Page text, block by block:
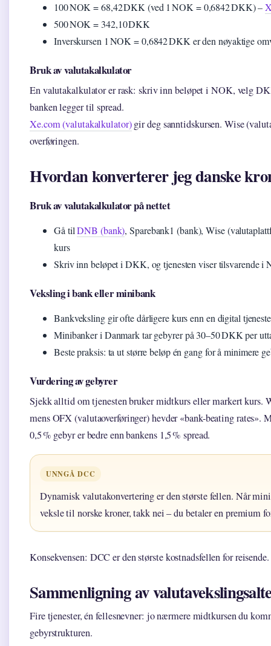
100 NOK = 68,42 DKK (ved 1 NOK = 0,6842 DKK) –
500 NOK = 342,10 DKK
Inverskursen 1 NOK = 0,6842 DKK er den nøyaktige
Bruk av valutakalkulator
En valutakalkulator er rask: skriv inn beløpet i NOK, velg
banken legger til spread.
Xe.com (valutakalkulator)gir deg sanntidskursen. Wise
overføringen.
Hvordan konverterer jeg danske
Bruk av valutakalkulator på nettet
Gå tilDNB (bank), Sparebank1 (bank), Wise
kurs
Skriv inn beløpet i DKK, og tjenesten viser tilsvarende i
Veksling i bank eller minibank
Bankveksling gir ofte dårligere kurs enn en digital tjeneste
Minibanker i Danmark tar gebyrer på 30–50 DKK per
Beste praksis: ta ut større beløp én gang for å minimere
Vurdering av gebyrer
Sjekk alltid om tjenesten bruker midtkurs eller markert kurs.
mens OFX (valutaoverføringer) hevder «bank-beating rates».
0,5 % gebyr er bedre enn bankens 1,5 % spread.
UNNGÅ DCC
Dynamisk valutakonvertering er den største fellen. Når
veksle til norske kroner, takk nei – du betaler en premium
Konsekvensen: DCC er den største kostnadsfellen for reisende.
Sammenligning av
Fire tjenester, én fellesnevner: jo nærmere midtkursen du
gebyrstrukturen.